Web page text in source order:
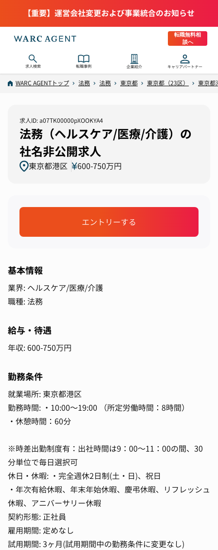
【重要】運営会社変更および事業統合のお知らせ
転職無料相
談へ
求人検索 転職事例 企業紹介 キャリアパートナー
WARC AGENTトップ 法務 法務 東京都 東京都（23区） 東京都
求人ID: a07TK00000pXOOKYA4
法務（ヘルスケア/医療/介護）の
社名非公開求人
東京都港区 600-750万円
エントリーする
基本情報
業界: ヘルスケア/医療/介護
職種: 法務
給与・待遇
年収: 600-750万円
勤務条件
就業場所: 東京都港区
勤務時間: ・10:00～19:00 （所定労働時間：8時間）
・休憩時間：60分
※時差出勤制度有：出社時間は9：00～11：00の間、30
分単位で毎日選択可
休日・休暇: ・完全週休2日制(土・日)、祝日
・年次有給休暇、年末年始休暇、慶弔休暇、リフレッシュ
休暇、アニバーサリー休暇
契約形態: 正社員
雇用期間: 定めなし
試用期間: 3ヶ月(試用期間中の勤務条件に変更なし)